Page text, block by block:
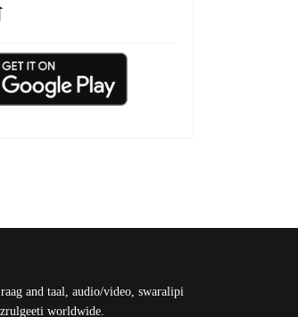
and taal, audio/video, swaralipi
worldwide.